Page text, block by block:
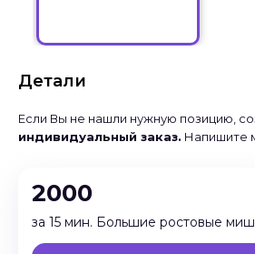
Детали
Если Вы не нашли нужную позицию,
индивидуальный заказ. Напишите
2000
за 15 мин. Большие ростовые